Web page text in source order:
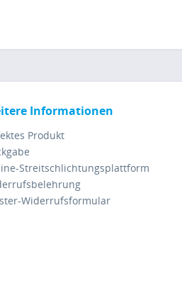
Informationen
Produkt
Streitschlichtungsplattform
Widerrufsformular